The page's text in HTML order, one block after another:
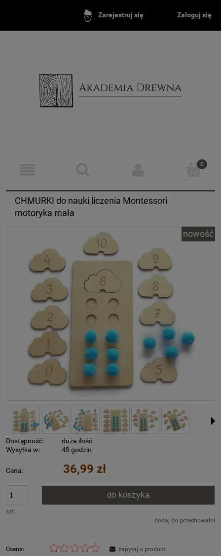
Zarejestruj się Zaloguj się
CHMURKI do nauki liczenia Montessori
motoryka mała
nowość
Dostępność:
duża ilość
Wysyłka w:
48 godzin
Cena: 36,99 zł
szt.
do koszyka
dodaj do przechowalni
Ocena:
zapytaj o produkt